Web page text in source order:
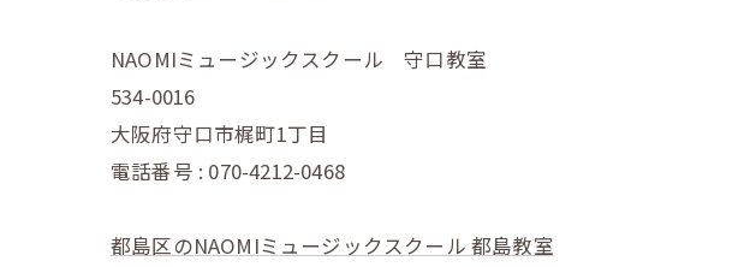
NAOMIミュージックスクール 守口教室
534-0016
大阪府守口市梶町1丁目
電話番号 : 070-4212-0468
都島区のNAOMIミュージックスクール 都島教室